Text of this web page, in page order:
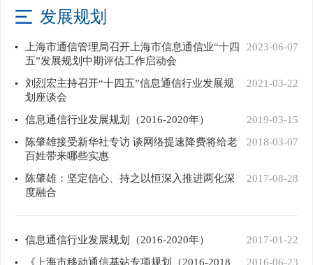
发展规划
2023-06-07
上海市通信管理局召开上海市信息通信业“十四
五”发展规划中期评估工作启动会
2021-03-22
刘烈宏主持召开“十四五”信息通信行业发展规
划座谈会
2019-03-15
信息通信行业发展规划（2016-2020年）
2018-03-07
陈肇雄接受新华社专访 谈网络提速降费将给老
百姓带来哪些实惠
2017-08-28
陈肇雄：坚定信心、持之以恒深入推进两化深
度融合
2017-01-22
信息通信行业发展规划（2016-2020年）
2016-06-23
《上海市移动通信基站专项规划（2016-2018